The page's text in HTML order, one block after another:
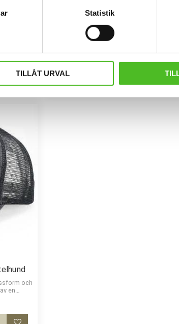
Statistik
TILLÅT URVAL
på
Lägg till i favoriter
Orange Keps med Wachtelhund
Fluorescerande keps i polyester med
jägarkeps.
159SEK
och
en